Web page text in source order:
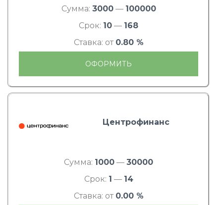
Сумма: 3000— 100000
Срок: 10 — 168
Ставка: от 0.80 %
ОФОРМИТЬ
Центрофинанс
Сумма: 1000 — 30000
Срок: 1 — 14
Ставка: от 0.00 %